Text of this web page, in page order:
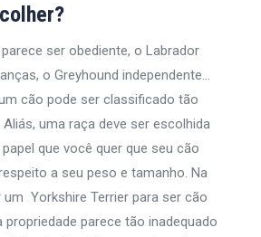
ser obediente, o Labrador
o Greyhound independente…
cão pode ser classificado tão
uma raça deve ser escolhida
que você quer que seu cão
a seu peso e tamanho. Na
um Yorkshire Terrier para ser cão
propriedade parece tão inadequado